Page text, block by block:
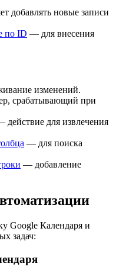
добавлять новые записи
по ID — для внесения
изменений.
срабатывающий при
действие для извлечения
— для поиска
— добавление
Google Календаря и
задач: